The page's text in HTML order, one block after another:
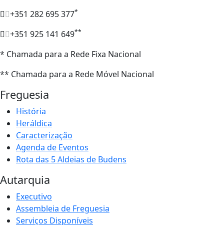
+351 282 695 377*
+351 925 141 649**
* Chamada para a Rede Fixa Nacional
** Chamada para a Rede Móvel Nacional
Freguesia
História
Heráldica
Caracterização
Agenda de Eventos
Rota das 5 Aldeias de Budens
Autarquia
Executivo
Assembleia de Freguesia
Serviços Disponíveis